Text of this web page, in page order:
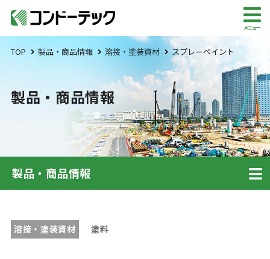
メニュー
TOP 製品・商品情報 溶接・塗装資材 スプレーペイント
製品・商品情報
製品・商品情報
溶接・塗装資材 塗料